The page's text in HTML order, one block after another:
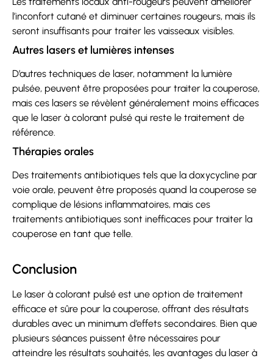
l’inconfort cutané et diminuer certaines rougeurs, mais ils
seront insuffisants pour traiter les vaisseaux visibles.
Autres lasers et lumières intenses
D’autres techniques de laser, notamment la lumière
pulsée, peuvent être proposées pour traiter la couperose,
mais ces lasers se révèlent généralement moins efficaces
que le laser à colorant pulsé qui reste le traitement de
référence.
Thérapies orales
Des traitements antibiotiques tels que la doxycycline par
voie orale, peuvent être proposés quand la couperose se
complique de lésions inflammatoires, mais ces
traitements antibiotiques sont inefficaces pour traiter la
couperose en tant que telle.
Conclusion
Le laser à colorant pulsé est une option de traitement
efficace et sûre pour la couperose, offrant des résultats
durables avec un minimum d’effets secondaires. Bien que
plusieurs séances puissent être nécessaires pour
atteindre les résultats souhaités, les avantages du laser à